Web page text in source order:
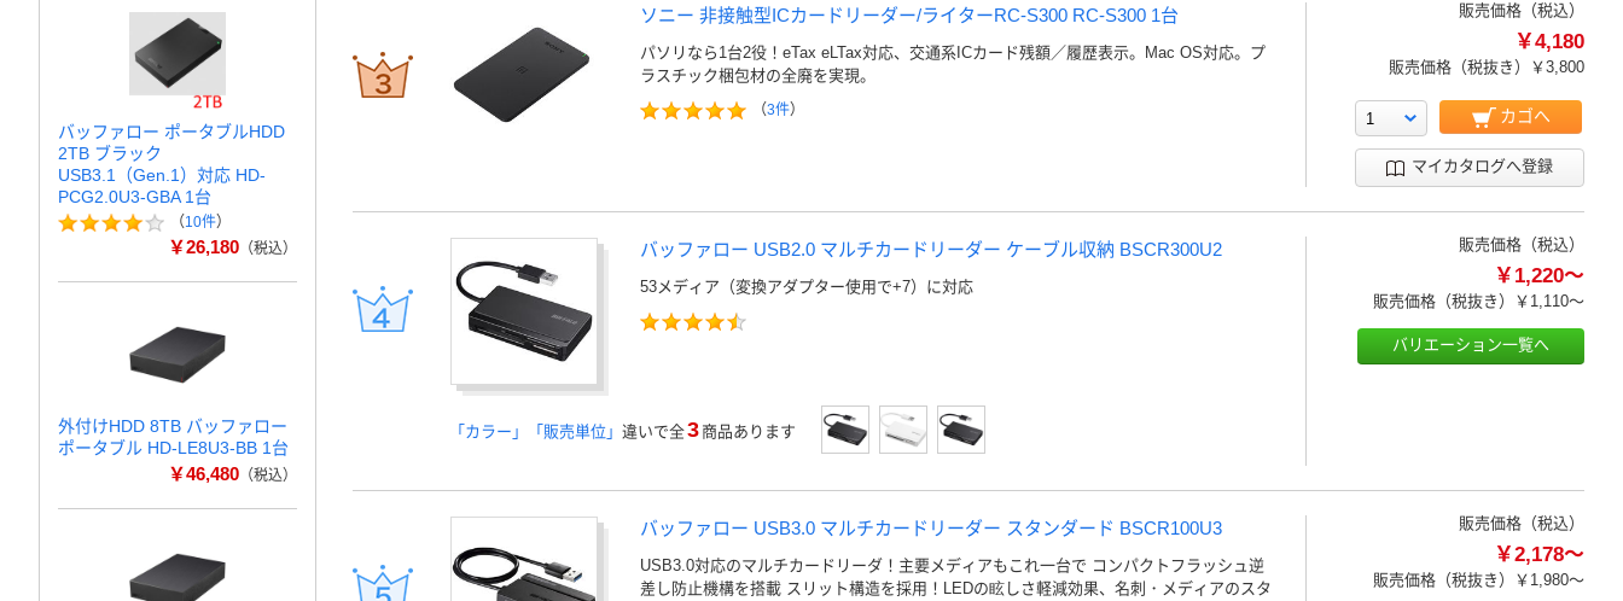
ソニー 非接触型ICカードリーダー/ライターRC-S300 RC-S300 1台
パソリなら1台2役！eTax eLTax対応、交通系ICカード残額／履歴表示。Mac OS対応。プ
ラスチック梱包材の全廃を実現。
（3件）
販売価格（税込）
￥4,180
販売価格（税抜き） ￥3,800
カゴへ
マイカタログへ登録
バッファロー USB2.0 マルチカードリーダー ケーブル収納 BSCR300U2
53メディア（変換アダプター使用で+7）に対応
「カラー」「販売単位」 違いで全3 商品あります
販売価格（税込）
￥1,220～
販売価格（税抜き） ￥1,110～
バリエーション一覧へ
バッファロー USB3.0 マルチカードリーダー スタンダード BSCR100U3
USB3.0対応のマルチカードリーダ！主要メディアもこれ一台で コンパクトフラッシュ逆
差し防止機構を搭載 スリット構造を採用！LEDの眩しさ軽減効果、名刺・メディアのスタ
販売価格（税込）
￥2,178～
販売価格（税抜き） ￥1,980～
バッファロー ポータブルHDD
2TB ブラック
USB3.1（Gen.1）対応 HD-
PCG2.0U3-GBA 1台
（10件）
￥26,180 （税込）
外付けHDD 8TB バッファロー
ポータブル HD-LE8U3-BB 1台
￥46,480 （税込）